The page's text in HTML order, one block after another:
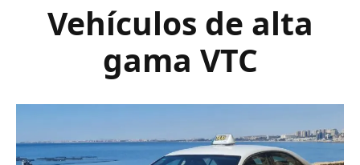
Vehículos de alta
gama VTC